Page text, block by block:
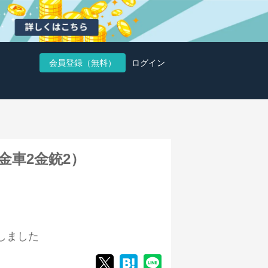
会員登録（無料） ログイン
2金銃2）
ました